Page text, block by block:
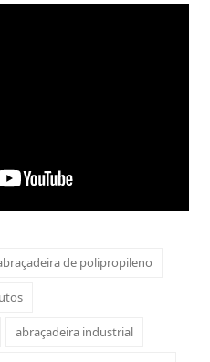
de polipropileno
abraçadeira industrial